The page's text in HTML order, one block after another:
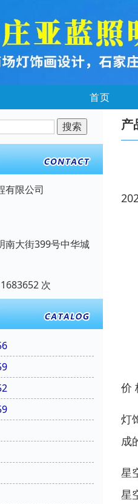
首页
有限公司
南大街399号中华城
次
产
价
灯
成
星
星